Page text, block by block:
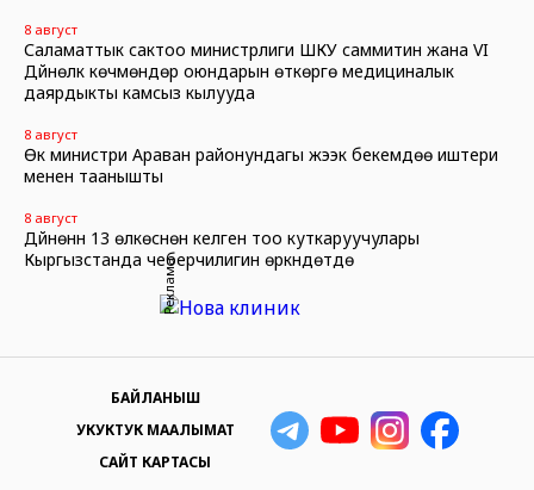
8 август
Саламаттык сактоо министрлиги ШКУ саммитин жана VI
Дүйнөлүк көчмөндөр оюндарын өткөрүүгө медициналык
даярдыкты камсыз кылууда
8 август
Өк министри Араван районундагы жээк бекемдөө иштери
менен таанышты
8 август
Дүйнөнүн 13 өлкөсүнөн келген тоо куткаруучулары
Кыргызстанда чеберчилигин өркүндөтүүдө
Реклама
БАЙЛАНЫШ
УКУКТУК МААЛЫМАТ
САЙТ КАРТАСЫ